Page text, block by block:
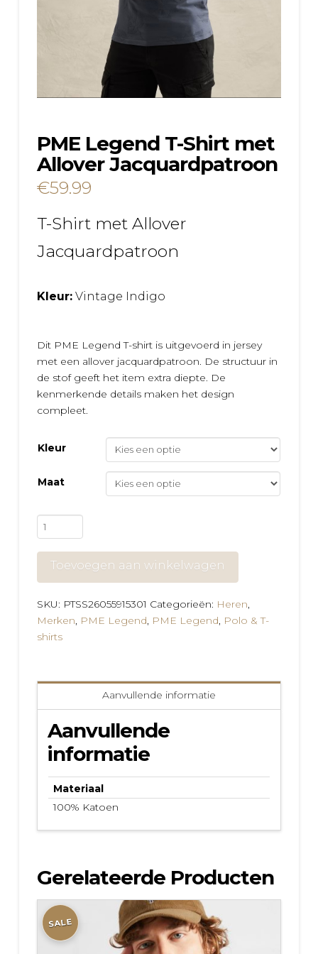
PME Legend T-Shirt met
Allover Jacquardpatroon
€59.99
T-Shirt met Allover
Jacquardpatroon
Kleur:Vintage Indigo
Dit PME Legend T-shirt is uitgevoerd in jersey
met een allover jacquardpatroon. De structuur in
de stof geeft het item extra diepte. De
kenmerkende details maken het design
compleet.
Kleur
Maat
PME
Legend
T-
Shirt
met
Allover
Jacquardpatroon
aantal
Toevoegen aan winkelwagen
SKU: PTSS26055915301 Categorieën: Heren,
Merken, PME Legend, PME Legend, Polo & T-
shirts
Aanvullende informatie
Aanvullende
informatie
Materiaal
100% Katoen
Gerelateerde Producten
SALE